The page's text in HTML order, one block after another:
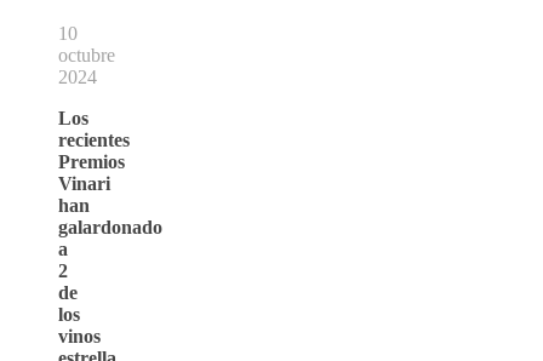
10
octubre
2024
Los
recientes
Premios
Vinari
han
galardonado
a
2
de
los
vinos